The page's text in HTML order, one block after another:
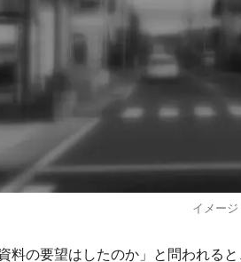
イメージ
料の要望はしたのか」と問われる